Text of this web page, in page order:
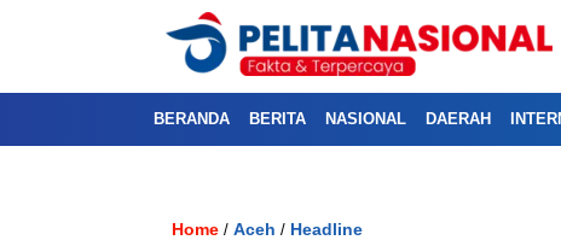
BERANDA BERITA NASIONAL DAERAH
Home / Aceh / Headline